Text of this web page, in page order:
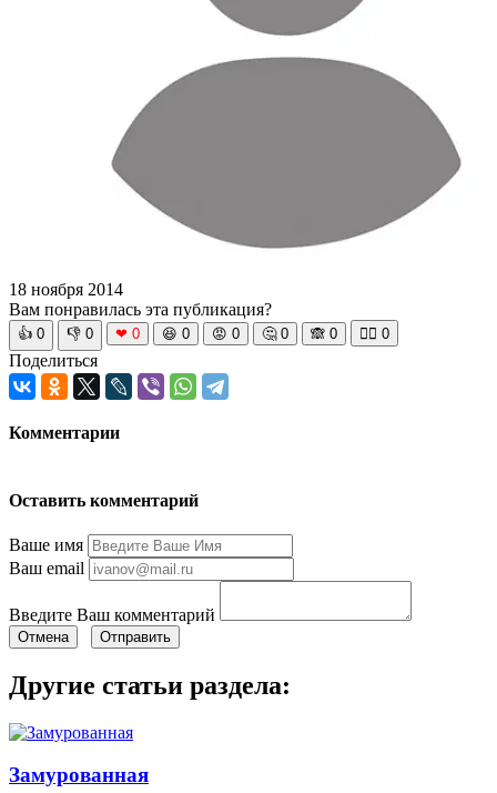
18 ноября 2014
Вам понравилась эта публикация?
👍 0 👎 0 ❤ 0 😆 0 😡 0 🤔 0 🙈 0 🧘‍♀️ 0
Поделиться
Комментарии
Оставить комментарий
Ваше имя
Ваш email
Введите Ваш комментарий
Отмена Отправить
Другие статьи раздела:
Замурованная